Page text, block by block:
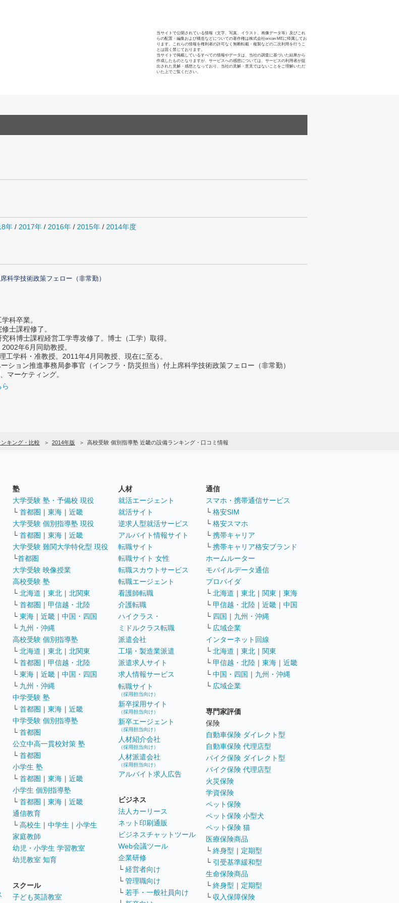
当サイトで公開されている情報（文字、写真、イラスト、画像データ等）及びこれ
らの配置・編集および構造などについての著作権は株式会社oricon MEに帰属してお
ります。これらの情報を権利者の許可なく無断転載・複製などの二次利用を行うこ
とは固く禁じております。
当サイトで掲載しているすべての情報やデータは、当社の調査に基づいた結果から
作成したものとなりますが、サービスへの感想については、サービスの利用者が提
出された見解・感想となっており、当社の見解・意見ではないことをご理解いただ
いた上でご覧ください。
年 / 2017年 / 2016年 / 2015年 / 2014年度
科学技術政策フェロー（非常勤）
科卒業。
士課程修了。
科博士課程経営工学専攻修了。博士（工学）取得。
年6月同助教授。
工学科・准教授。2011年4月同教授、現在に至る。
ション推進事務局参事官（インフラ・防災担当）付上席科学技術政策フェロー（非常勤）
マーケティング。
キング・比較 2014年版 高校受験 個別指導塾 近畿の設備ランキング・口コミ情報
塾
大学受験 塾・予備校 現役
└ 首都圏 ｜ 東海 ｜ 近畿
大学受験 個別指導塾 現役
└ 首都圏 ｜ 東海 ｜ 近畿
大学受験 難関大学特化型 現役
└首都圏
大学受験 映像授業
高校受験 塾
└ 北海道 ｜ 東北 ｜ 北関東
└ 首都圏 ｜ 甲信越・北陸
└ 東海 ｜ 近畿 ｜ 中国・四国
└ 九州・沖縄
高校受験 個別指導塾
└ 北海道 ｜ 東北 ｜ 北関東
└ 首都圏 ｜ 甲信越・北陸
└ 東海 ｜ 近畿 ｜ 中国・四国
└ 九州・沖縄
中学受験 塾
└ 首都圏 ｜ 東海 ｜ 近畿
中学受験 個別指導塾
└ 首都圏
公立中高一貫校対策 塾
└ 首都圏
小学生 塾
└ 首都圏 ｜ 東海 ｜ 近畿
小学生 個別指導塾
└ 首都圏 ｜ 東海 ｜ 近畿
通信教育
└ 高校生 ｜ 中学生 ｜ 小学生
家庭教師
幼児・小学生 学習教室
幼児教室 知育
スクール
子ども英語教室
人材
就活エージェント
就活サイト
逆求人型就活サービス
アルバイト情報サイト
転職サイト
転職サイト 女性
転職スカウトサービス
転職エージェント
看護師転職
介護転職
ハイクラス・
ミドルクラス転職
派遣会社
工場・製造業派遣
派遣求人サイト
求人情報サービス
転職サイト
（採用担当向け）
新卒採用サイト
（採用担当向け）
新卒エージェント
（採用担当向け）
人材紹介会社
（採用担当向け）
人材派遣会社
（採用担当向け）
アルバイト求人広告
ビジネス
法人カーリース
ネット印刷通販
ビジネスチャットツール
Web会議ツール
企業研修
└ 経営者向け
└ 管理職向け
└ 若手・一般社員向け
通信
スマホ・携帯通信サービス
└ 格安SIM
└ 格安スマホ
└ 携帯キャリア
└ 携帯キャリア格安ブランド
ホームルーター
モバイルデータ通信
プロバイダ
└ 北海道 ｜ 東北 ｜ 関東 ｜ 東海
└ 甲信越・北陸 ｜ 近畿 ｜ 中国
└ 四国 ｜ 九州・沖縄
└ 広域企業
インターネット回線
└ 北海道 ｜ 東北 ｜ 関東
└ 甲信越・北陸 ｜ 東海 ｜ 近畿
└ 中国・四国 ｜ 九州・沖縄
└ 広域企業
専門家評価
保険
自動車保険 ダイレクト型
自動車保険 代理店型
バイク保険 ダイレクト型
バイク保険 代理店型
火災保険
学資保険
ペット保険
ペット保険 小型犬
ペット保険 猫
医療保険商品
└ 終身型 ｜ 定期型
└ 引受基準緩和型
生命保険商品
└ 終身型 ｜ 定期型
└ 収入保障保険